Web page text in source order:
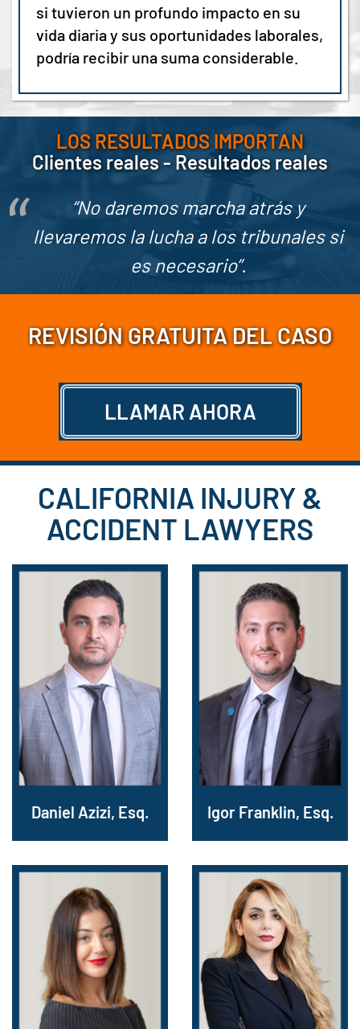
si tuvieron un profundo impacto en su
vida diaria y sus oportunidades laborales,
podría recibir una suma considerable.
LOS RESULTADOS IMPORTAN
Clientes reales - Resultados reales
“No daremos marcha atrás y
llevaremos la lucha a los tribunales si
es necesario”.
REVISIÓN GRATUITA DEL CASO
LLAMAR AHORA
CALIFORNIA INJURY &
ACCIDENT LAWYERS
Daniel Azizi, Esq. Igor Franklin, Esq.